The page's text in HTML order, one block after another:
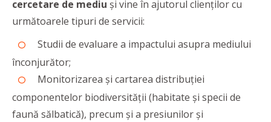
cercetare de mediu și vine în ajutorul clienților cu
următoarele tipuri de servicii:
Studii de evaluare a impactului asupra mediului
înconjurător;
Monitorizarea și cartarea distribuției
componentelor biodiversității (habitate și specii de
faună sălbatică), precum și a presiunilor și